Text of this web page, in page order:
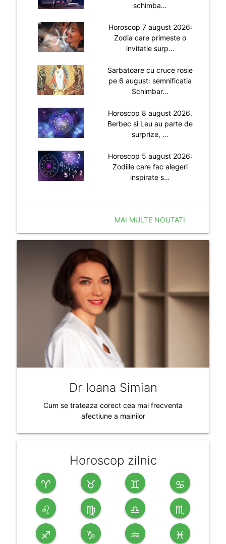
schimba…
Horoscop 7 august 2026:
Zodia care primeste o
invitatie surp…
Sarbatoare cu cruce rosie
pe 6 august: semnificatia
Schimbar…
Horoscop 8 august 2026.
Berbec si Leu au parte de
surprize, …
Horoscop 5 august 2026:
Zodiile care fac alegeri
inspirate s…
MAI MULTE NOUTATI
Dr Ioana Simian
Cum se trateaza corect cea mai frecventa
afectiune a mainilor
Horoscop zilnic
♈ ♉ ♊ ♋
♌ ♍ ♎ ♏
♐ ♑ ♒ ♓